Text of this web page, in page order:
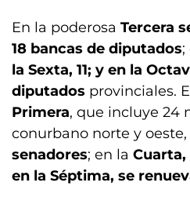
En la poderosa Tercera
18 bancas de diputados;
la Sexta, 11; y en la
diputados provinciales.
Primera, que incluye 24
conurbano norte y oeste,
senadores; en la Cuarta,
en la Séptima, se